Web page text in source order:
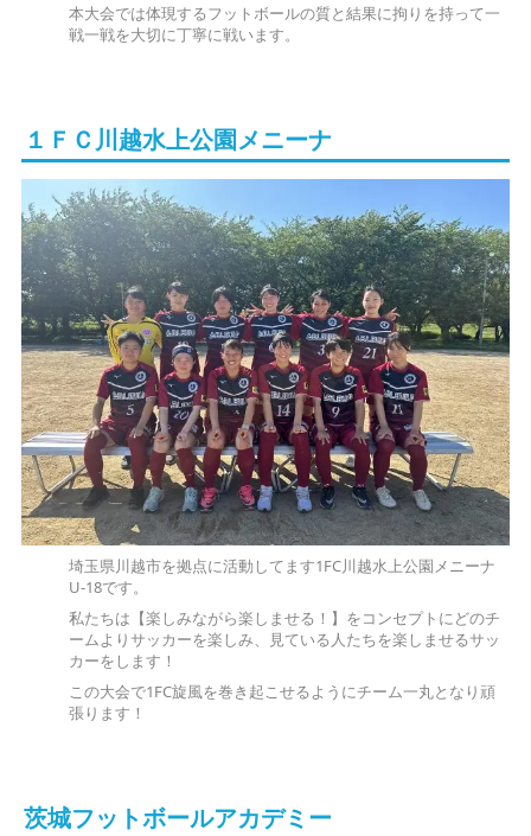
本大会では体現するフットボールの質と結果に拘りを持って一
戦一戦を大切に丁寧に戦います。
１ＦＣ川越水上公園メニーナ
埼玉県川越市を拠点に活動してます1FC川越水上公園メニーナ
U-18です。
私たちは【楽しみながら楽しませる！】をコンセプトにどのチ
ームよりサッカーを楽しみ、見ている人たちを楽しませるサッ
カーをします！
この大会で1FC旋風を巻き起こせるようにチーム一丸となり頑
張ります！
茨城フットボールアカデミー